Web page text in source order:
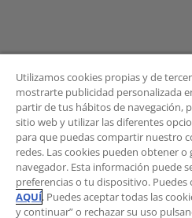
BOLETÍN
¿Quieres recibir las
Utilizamos cookies propias y de
mostrarte publicidad personalizada
partir de tus hábitos de navegación,
sitio web y utilizar las diferentes
para que puedas compartir nuestro
redes. Las cookies pueden obtener
navegador. Esta información puede
preferencias o tu dispositivo.
AQUÍ. Puedes aceptar todas las
y continuar” o rechazar su uso